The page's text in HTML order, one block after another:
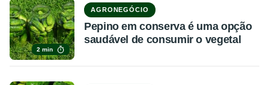
2 min
AGRONEGÓCIO
Pepino em conserva é uma opção
saudável de consumir o vegetal